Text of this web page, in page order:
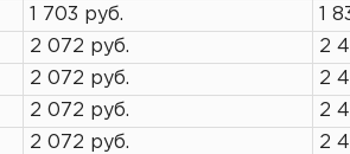
1 703 руб.
1
2 072 руб.
2
2 072 руб.
2
2 072 руб.
2
2 072 руб.
2